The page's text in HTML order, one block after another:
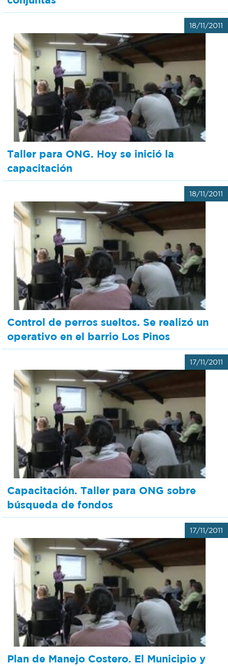
18/11/2011
Taller para ONG. Hoy se inició la
capacitación
18/11/2011
Control de perros sueltos. Se realizó un
operativo en el barrio Los Pinos
17/11/2011
Capacitación. Taller para ONG sobre
búsqueda de fondos
17/11/2011
Plan de Manejo Costero. El Municipio y